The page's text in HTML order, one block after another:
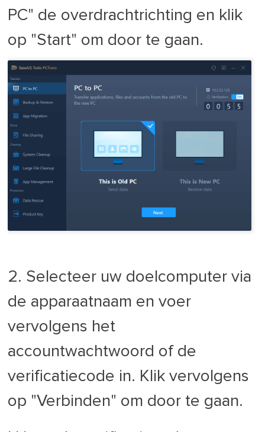
PC" de overdrachtrichting en klik
op "Start" om door te gaan.
2. Selecteer uw doelcomputer via
de apparaatnaam en voer
vervolgens het
accountwachtwoord of de
verificatiecode in. Klik vervolgens
op "Verbinden" om door te gaan.